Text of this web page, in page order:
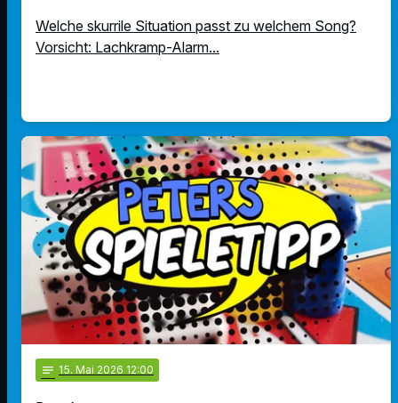
Welche skurrile Situation passt zu welchem Song?
Vorsicht: Lachkramp-Alarm...
notes 15. Mai 2026 12:00